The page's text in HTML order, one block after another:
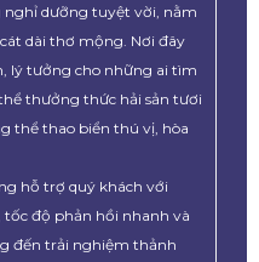
nghỉ dưỡng tuyệt vời, nằm
dài thơ mộng. Nơi đây
lý tưởng cho những ai tìm
thưởng thức hải sản tươi
thể thao biển thú vị, hòa
hỗ trợ quý khách với
độ phản hồi nhanh và
đến trải nghiệm thảnh